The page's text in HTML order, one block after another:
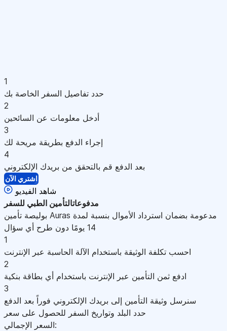
1
حدد تفاصيل السفر الخاصة بك
2
أدخل معلومات عن السائحين
3
إجراء الدفع بطريقة مريحة لك
4
بعد الدفع قم بالتحقق من بريدك الإلكتروني
اشتري الآن
شاهد الفيديو
مدفوعاتالتأمين الطبي للسفر
بوليصة تأمين Auras مدعومة بضمان استرداد الأموال بنسبة لمدة
14 يومًا دون طرح أي سؤال
1
احسب تكلفة الوثيقة باستخدام الآلة الحاسبة عبر الإنترنت
2
ادفع ثمن التأمين عبر الإنترنت باستخدام أي بطاقة بنكية
3
سنرسل وثيقة التأمين إلى بريدك الإلكتروني فوراً بعد الدفع
حدد البلد وتواريخ السفر للحصول على سعر
السعر الإجمالي: